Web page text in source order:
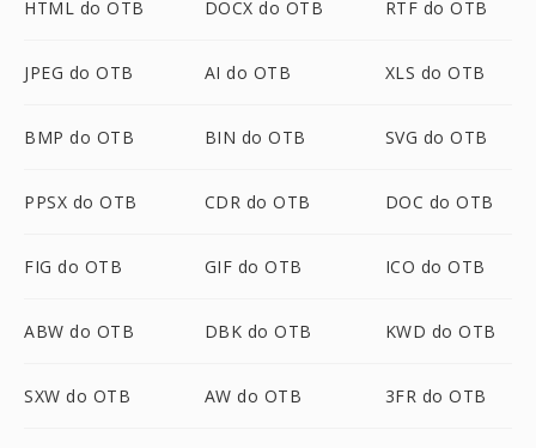
HTML do OTB DOCX do OTB RTF do OTB
JPEG do OTB AI do OTB XLS do OTB
BMP do OTB BIN do OTB SVG do OTB
PPSX do OTB CDR do OTB DOC do OTB
FIG do OTB GIF do OTB ICO do OTB
ABW do OTB DBK do OTB KWD do OTB
SXW do OTB AW do OTB 3FR do OTB